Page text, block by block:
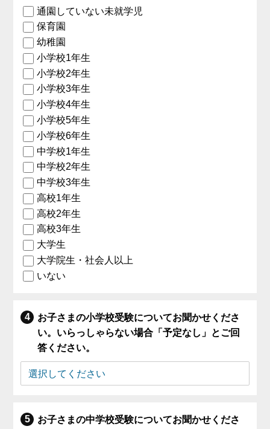
通園していない未就学児
保育園
幼稚園
小学校1年生
小学校2年生
小学校3年生
小学校4年生
小学校5年生
小学校6年生
中学校1年生
中学校2年生
中学校3年生
高校1年生
高校2年生
高校3年生
大学生
大学院生・社会人以上
いない
お子さまの小学校受験についてお聞かせくださ
い。いらっしゃらない場合「予定なし」とご回
答ください。
お子さまの中学校受験についてお聞かせくださ